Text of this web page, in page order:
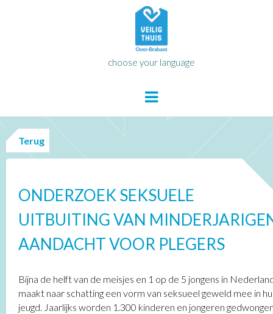
choose your language
Terug
ONDERZOEK SEKSUELE
UITBUITING VAN
AANDACHT VOOR PLEGERS
Bijna de helft van de meisjes en 1 op de 5 jongens in
maakt naar schatting een vorm van seksueel geweld mee in
jeugd. Jaarlijks worden 1.300 kinderen en jongeren